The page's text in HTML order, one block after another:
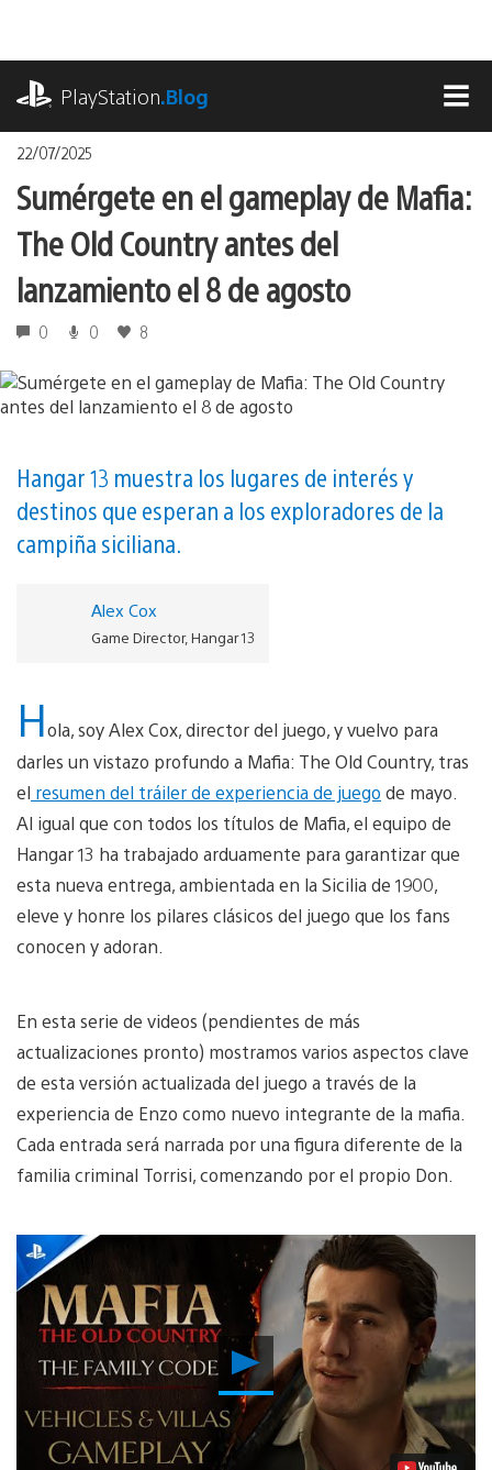
contenido
PlayStation.Blog
22/07/2025
Sumérgete en el gameplay de Mafia:
The Old Country antes del
lanzamiento el 8 de agosto
0 0 8
Hangar 13 muestra los lugares de interés y
destinos que esperan a los exploradores de la
campiña siciliana.
Alex Cox
Game Director, Hangar 13
Hola, soy Alex Cox, director del juego, y vuelvo para
darles un vistazo profundo a Mafia: The Old Country, tras
el resumen del tráiler de experiencia de juego de mayo.
Al igual que con todos los títulos de Mafia, el equipo de
Hangar 13 ha trabajado arduamente para garantizar que
esta nueva entrega, ambientada en la Sicilia de 1900,
eleve y honre los pilares clásicos del juego que los fans
conocen y adoran.
En esta serie de videos (pendientes de más
actualizaciones pronto) mostramos varios aspectos clave
de esta versión actualizada del juego a través de la
experiencia de Enzo como nuevo integrante de la mafia.
Cada entrada será narrada por una figura diferente de la
familia criminal Torrisi, comenzando por el propio Don.
Reproducir
Video